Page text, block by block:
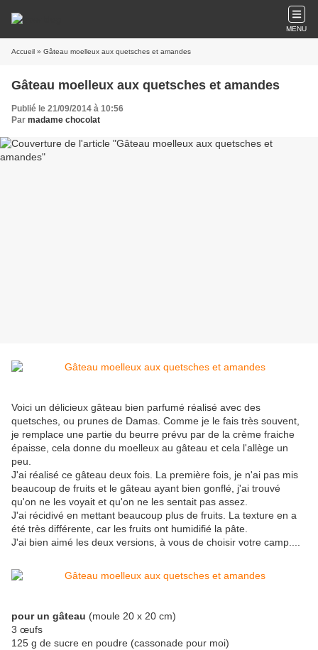
MENU
Accueil » Gâteau moelleux aux quetsches et amandes
Gâteau moelleux aux quetsches et amandes
Publié le 21/09/2014 à 10:56
Par madame chocolat
Voici un délicieux gâteau bien parfumé réalisé avec des
quetsches, ou prunes de Damas. Comme je le fais très souvent,
je remplace une partie du beurre prévu par de la crème fraiche
épaisse, cela donne du moelleux au gâteau et cela l'allège un
peu.
J'ai réalisé ce gâteau deux fois. La première fois, je n'ai pas mis
beaucoup de fruits et le gâteau ayant bien gonflé, j'ai trouvé
qu'on ne les voyait et qu'on ne les sentait pas assez.
J'ai récidivé en mettant beaucoup plus de fruits. La texture en a
été très différente, car les fruits ont humidifié la pâte.
J'ai bien aimé les deux versions, à vous de choisir votre camp....
pour un gâteau (moule 20 x 20 cm)
3 œufs
125 g de sucre en poudre (cassonade pour moi)